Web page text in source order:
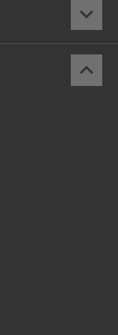
keyboard_arrow_down
keyboard_arrow_up